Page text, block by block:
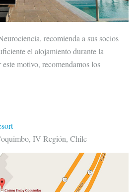
recomienda a sus socios
el alojamiento durante la
motivo, recomendamos los
IV Región, Chile